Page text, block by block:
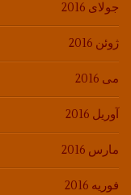
جولای 2016
ژوئن 2016
می 2016
آوریل 2016
مارس 2016
فوریه 2016